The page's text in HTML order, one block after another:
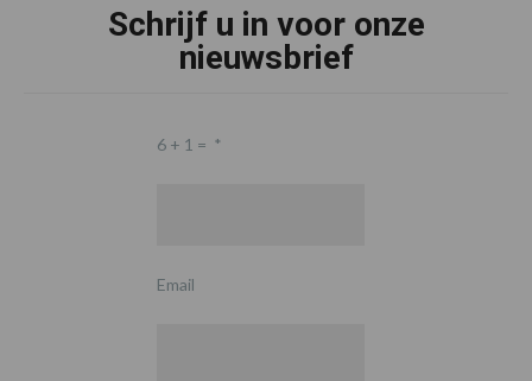
Schrijf u in voor onze
nieuwsbrief
6 + 1 = *
Email